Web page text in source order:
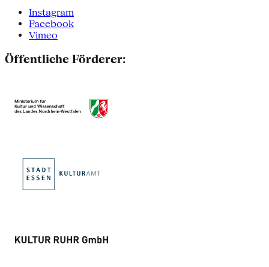
Instagram
Facebook
Vimeo
Öffentliche Förderer: